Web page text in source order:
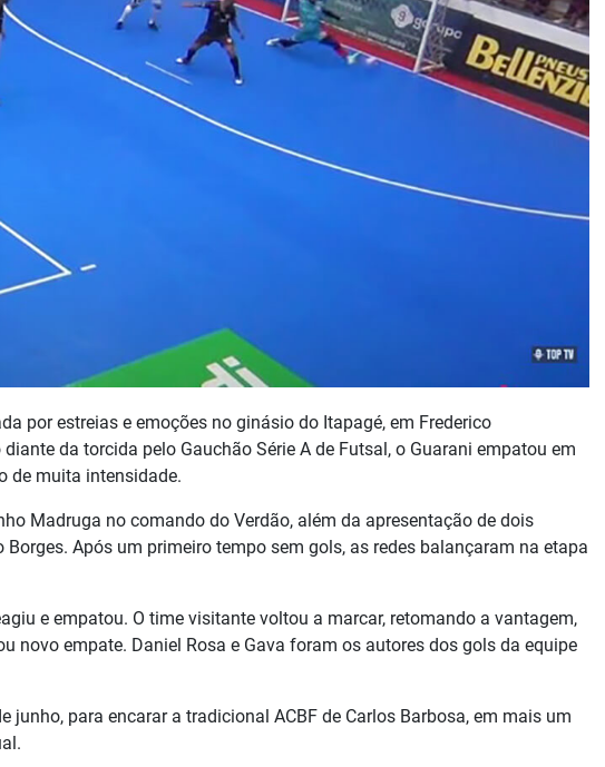
por estreias e emoções no ginásio do Itapagé, em Frederico
da torcida pelo Gauchão Série A de Futsal, o Guarani empatou em
de muita intensidade.
Madruga no comando do Verdão, além da apresentação de dois
Após um primeiro tempo sem gols, as redes balançaram na etapa
e empatou. O time visitante voltou a marcar, retomando a vantagem,
novo empate. Daniel Rosa e Gava foram os autores dos gols da equipe
junho, para encarar a tradicional ACBF de Carlos Barbosa, em mais um